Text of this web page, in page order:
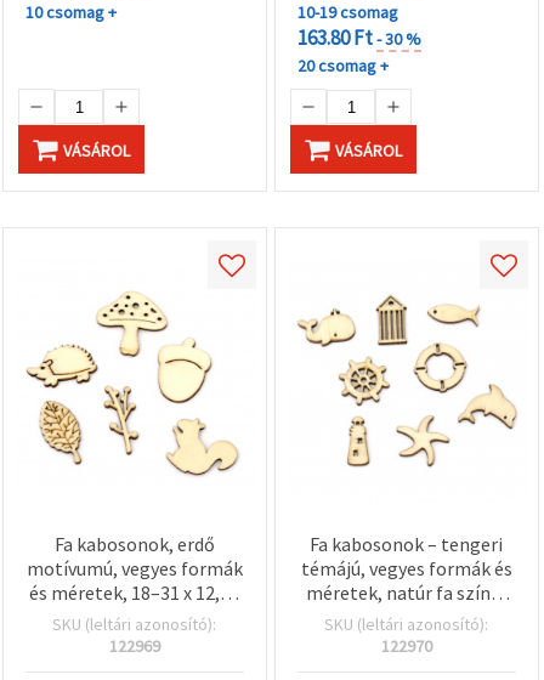
10 csomag +
VÁSÁROL
10-19 csomag
163.80 Ft- 30 %
20 csomag +
VÁSÁROL
Fa kabosonok, erdő
motívumú, vegyes formák
és méretek, 18–31 x 12,5–
30 x 2,5 mm, natúr fa
színű – 10 db
SKU (leltári azonosító):
122969
Fa kabosonok – tengeri
témájú, vegyes formák és
méretek, natúr fa színű,
10~24,5 x 9,5~26 x 2,5 mm
– 10 db
SKU (leltári azonosító):
122970